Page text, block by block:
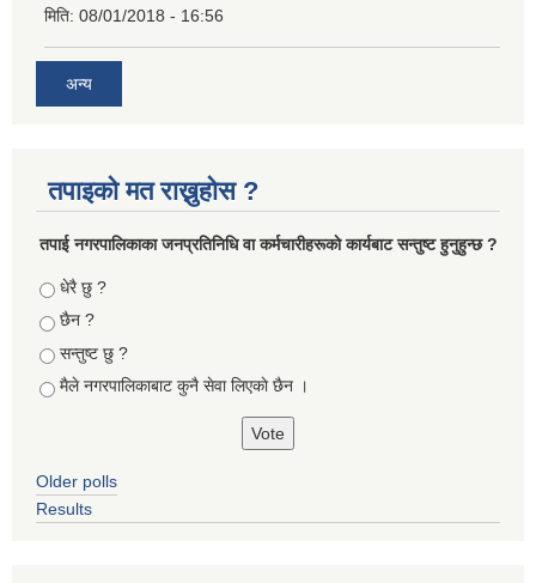
मिति: 08/01/2018 - 16:56
अन्य
तपाइको मत राख्नुहोस ?
तपा‌ई नगरपालिकाका जनप्रतिनिधि वा कर्मचारीहरूकाे कार्यबाट सन्तुष्ट हुनुहुन्छ ?
Choices
धेरै छु ?
छैन ?
सन्तुष्ट छु ?
मैले नगरपालिकाबाट कुनै सेवा लिएकाे छैन ।
Older polls
Results